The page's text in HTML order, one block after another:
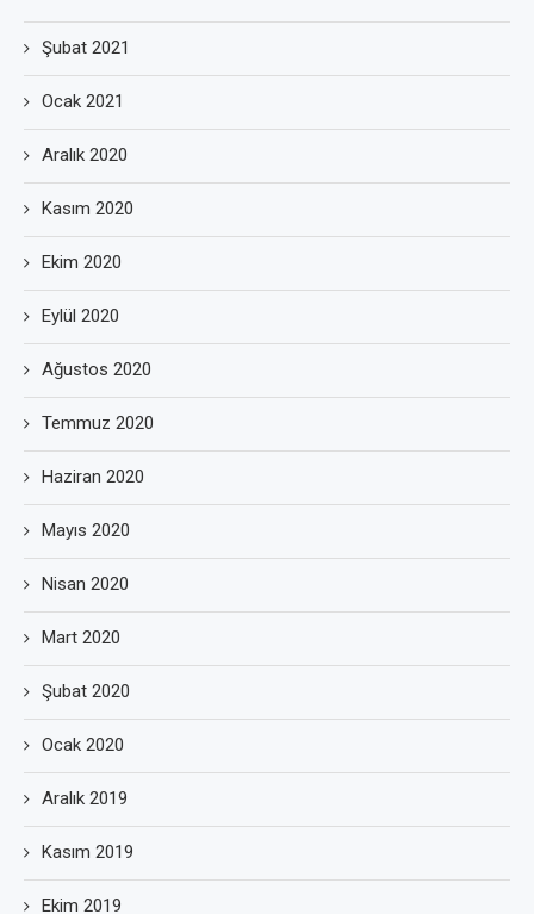
Şubat 2021
Ocak 2021
Aralık 2020
Kasım 2020
Ekim 2020
Eylül 2020
Ağustos 2020
Temmuz 2020
Haziran 2020
Mayıs 2020
Nisan 2020
Mart 2020
Şubat 2020
Ocak 2020
Aralık 2019
Kasım 2019
Ekim 2019